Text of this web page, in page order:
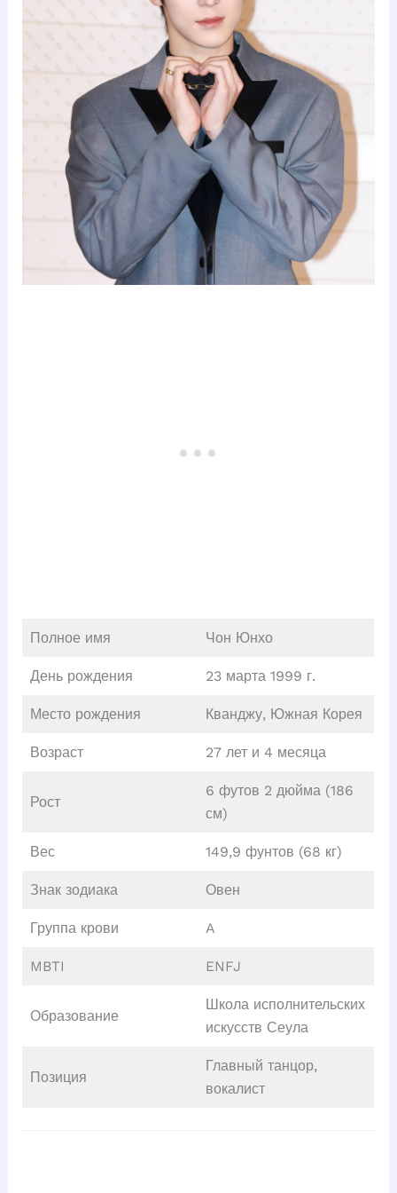
Полное имя Чон Юнхо
День рождения 23 марта 1999 г.
Место рождения Кванджу, Южная Корея
Возраст 27 лет и 4 месяца
Рост
6 футов 2 дюйма (186
см)
Вес 149,9 фунтов (68 кг)
Знак зодиака Овен
Группа крови A
MBTI ENFJ
Образование
Школа исполнительских
искусств Сеула
Позиция
Главный танцор,
вокалист